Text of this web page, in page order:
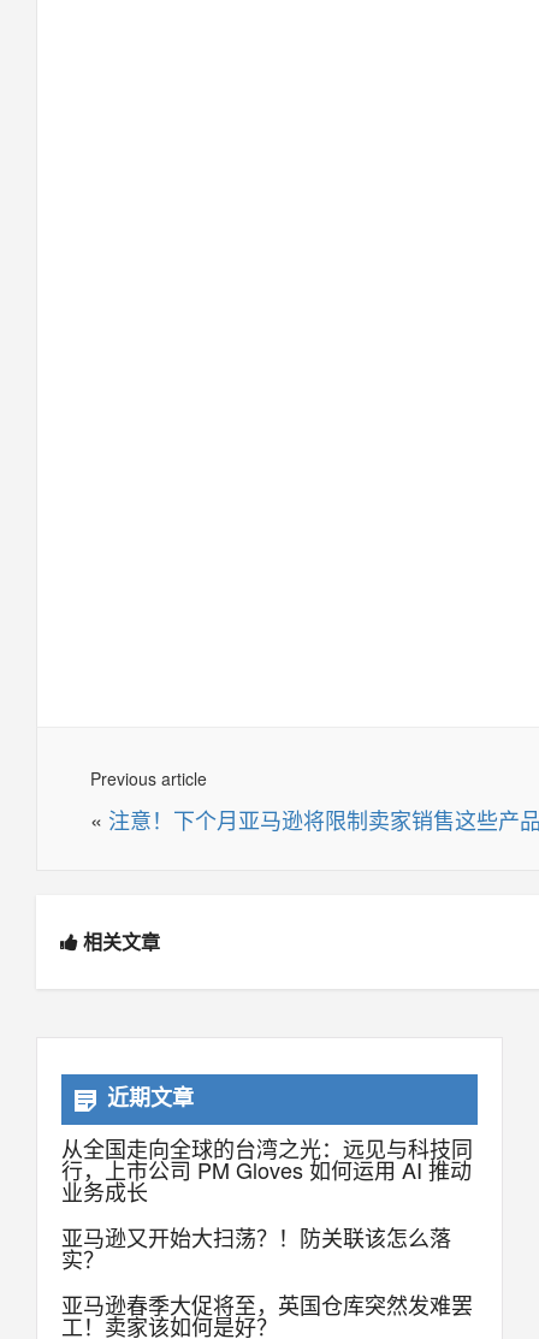
Previous article
« 注意！下个月亚马逊将限制卖家销售这些产
相关文章
近期文章
从全国走向全球的台湾之光：远见与科技同
行，上市公司 PM Gloves 如何运用 AI 推动
业务成长
亚马逊又开始大扫荡？！防关联该怎么落
实？
亚马逊春季大促将至，英国仓库突然发难罢
工！卖家该如何是好？